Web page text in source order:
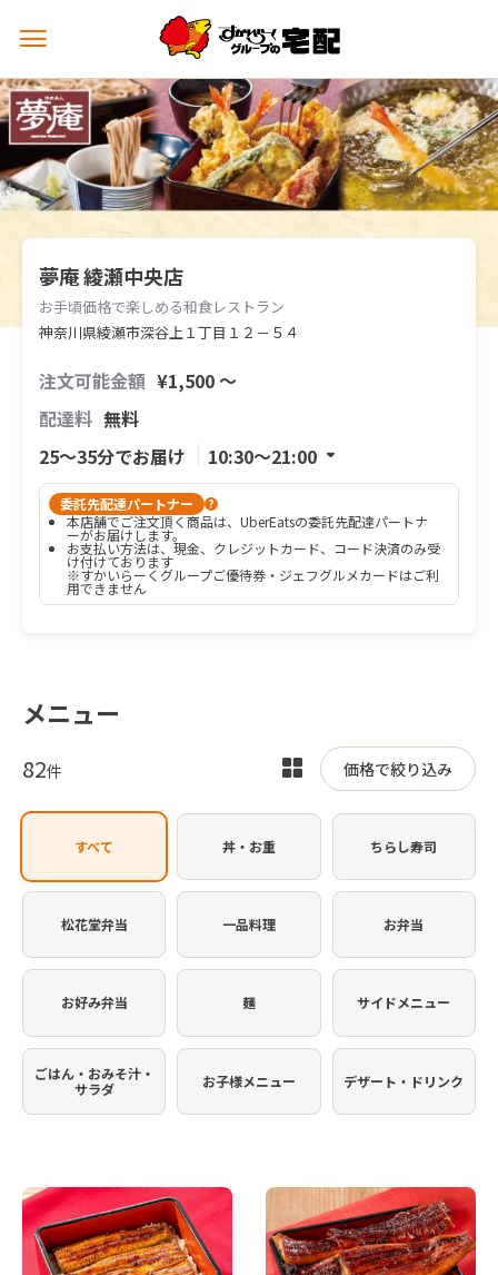
メ
ュ
ー
を
開
く
夢庵 綾瀬中央店
お手頃価格で楽しめる和食レストラン
神奈川県綾瀬市深谷上１丁目１２－５４
注文可能金額 ¥1,500 〜
配達料 無料
25〜35分でお届け
10:30〜21:00
委託先配達パートナー ?
本店舗でご注文頂く商品は、UberEatsの委託先配達パートナ
ーがお届けします。
お支払い方法は、現金、クレジットカード、コード決済のみ受
け付けております
※すかいらーくグループご優待券・ジェフグルメカードはご利
用できません
メニュー
82件
表
を
り
価格で絞り込み
すべて 丼・お重 ちらし寿司
松花堂弁当 一品料理 お弁当
お好み弁当 麺 サイドメニュー
ごはん・おみそ汁・
サラダ
お子様メニュー デザート・ドリンク